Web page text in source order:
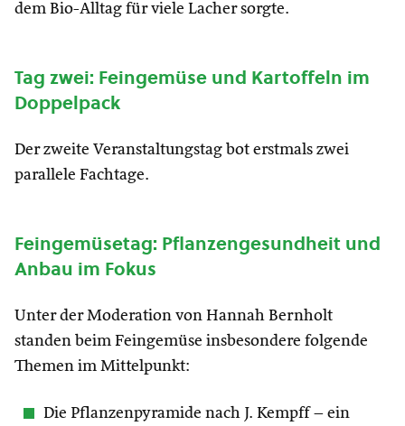
dem Bio-Alltag für viele Lacher sorgte.
Tag zwei: Feingemüse und Kartoffeln im
Doppelpack
Der zweite Veranstaltungstag bot erstmals zwei
parallele Fachtage.
Feingemüsetag: Pflanzengesundheit und
Anbau im Fokus
Unter der Moderation von Hannah Bernholt
standen beim Feingemüse insbesondere folgende
Themen im Mittelpunkt:
Die Pflanzenpyramide nach J. Kempff – ein